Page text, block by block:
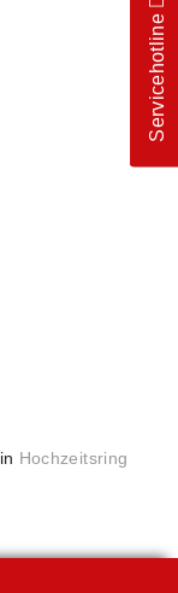
in Hochzeitsring
Servicehotline